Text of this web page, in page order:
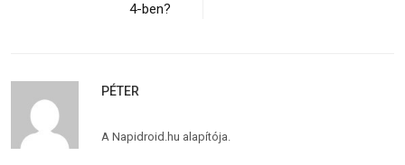
4-ben?
PÉTER
A Napidroid.hu alapítója.